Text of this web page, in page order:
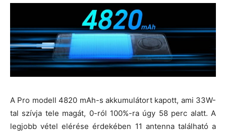
A Pro modell 4820 mAh-s akkumulátort kapott, ami 33W-
tal szívja tele magát, 0-ról 100%-ra úgy 58 perc alatt. A
legjobb vétel elérése érdekében 11 antenna található a